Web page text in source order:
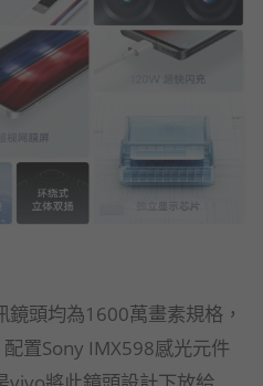
頭均為1600萬畫素規格，
置Sony IMX598感光元件